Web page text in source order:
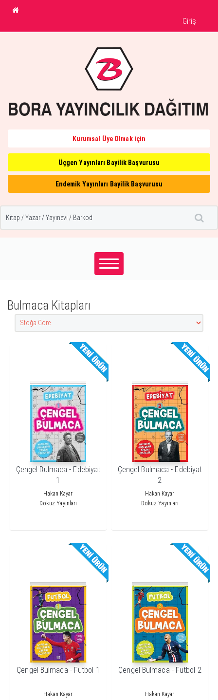
Giriş
Kurumsal Üye Olmak için
Üçgen Yayınları Bayilik Başvurusu
Endemik Yayınları Bayilik Başvurusu
Bulmaca Kitapları
Çengel Bulmaca - Edebiyat
1
Hakan Kayar
Dokuz Yayınları
Çengel Bulmaca - Edebiyat
2
Hakan Kayar
Dokuz Yayınları
Çengel Bulmaca - Futbol 1
Hakan Kayar
Çengel Bulmaca - Futbol 2
Hakan Kayar